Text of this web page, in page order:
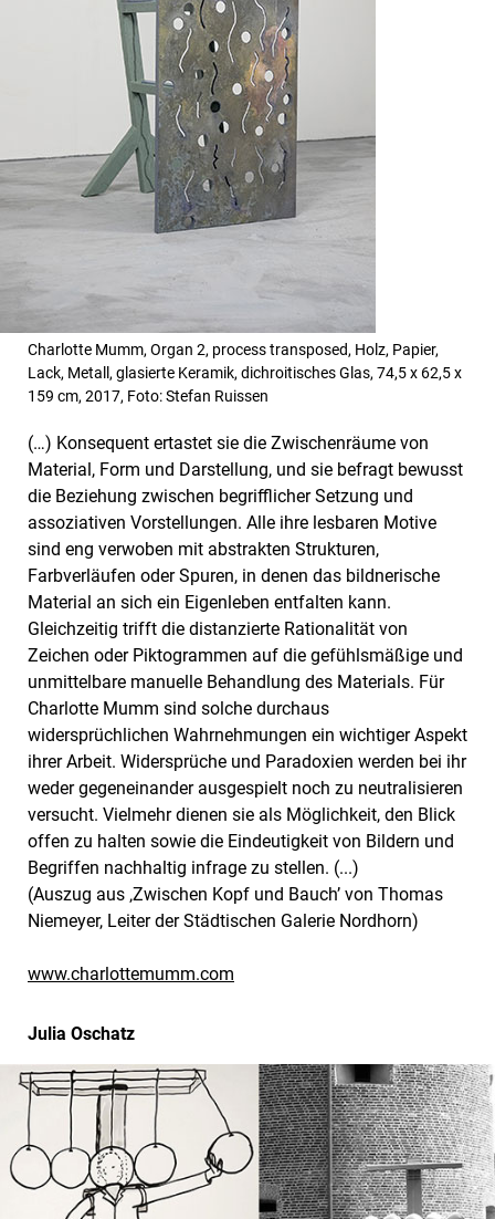
Charlotte Mumm, Organ 2, process transposed, Holz, Papier,
Lack, Metall, glasierte Keramik, dichroitisches Glas, 74,5 x 62,5 x
159 cm, 2017, Foto: Stefan Ruissen
(…) Konsequent ertastet sie die Zwischenräume von
Material, Form und Darstellung, und sie befragt bewusst
die Beziehung zwischen begrifflicher Setzung und
assoziativen Vorstellungen. Alle ihre lesbaren Motive
sind eng verwoben mit abstrakten Strukturen,
Farbverläufen oder Spuren, in denen das bildnerische
Material an sich ein Eigenleben entfalten kann.
Gleichzeitig trifft die distanzierte Rationalität von
Zeichen oder Piktogrammen auf die gefühlsmäßige und
unmittelbare manuelle Behandlung des Materials. Für
Charlotte Mumm sind solche durchaus
widersprüchlichen Wahrnehmungen ein wichtiger Aspekt
ihrer Arbeit. Widersprüche und Paradoxien werden bei ihr
weder gegeneinander ausgespielt noch zu neutralisieren
versucht. Vielmehr dienen sie als Möglichkeit, den Blick
offen zu halten sowie die Eindeutigkeit von Bildern und
Begriffen nachhaltig infrage zu stellen. (...)
(Auszug aus ‚Zwischen Kopf und Bauch’ von Thomas
Niemeyer, Leiter der Städtischen Galerie Nordhorn)
www.charlottemumm.com
Julia Oschatz